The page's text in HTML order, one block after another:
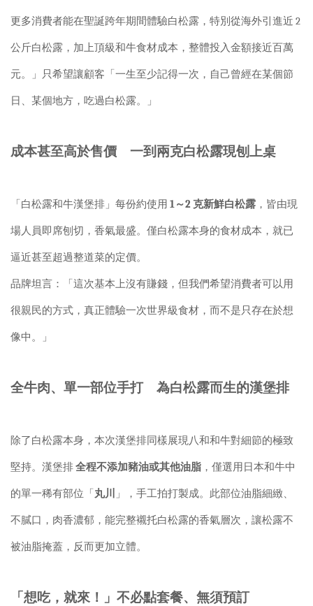
更多消費者能在聖誕跨年期間體驗白松露，特別從海外引進近 2
公斤白松露，加上頂級和牛食材成本，整體投入金額接近百萬
元。」只希望讓顧客「一生至少記得一次，自己曾經在某個節
日、某個地方，吃過白松露。」
成本甚至高於售價 一到兩克白松露現刨上桌
「白松露和牛漢堡排」每份約使用 1～2 克新鮮白松露 ，皆由現
場人員即席刨切，香氣最盛。僅白松露本身的食材成本，就已
逼近甚至超過整道菜的定價。
品牌坦言：「這次基本上沒有賺錢，但我們希望消費者可以用
很親民的方式，真正體驗一次世界級食材，而不是只存在於想
像中。」
全牛肉、單一部位手打 為白松露而生的漢堡排
除了白松露本身，本次漢堡排同樣展現八和和牛對細節的極致
堅持。漢堡排全程不添加豬油或其他油脂 ，僅選用日本和牛中
的單一稀有部位「 丸川 」，手工拍打製成。此部位油脂細緻、
不膩口，肉香濃郁，能完整襯托白松露的香氣層次，讓松露不
被油脂掩蓋，反而更加立體。
「想吃，就來！」不必點套餐、無須預訂